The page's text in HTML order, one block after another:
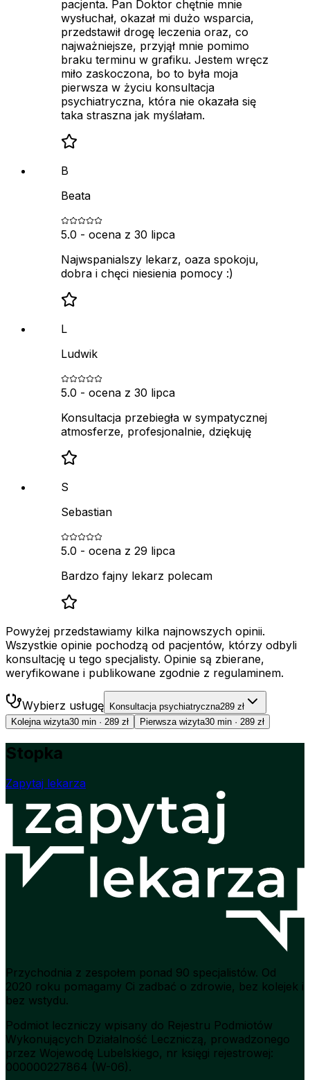
pacjenta. Pan Doktor chętnie mnie
wysłuchał, okazał mi dużo wsparcia,
przedstawił drogę leczenia oraz, co
najważniejsze, przyjął mnie pomimo
braku terminu w grafiku. Jestem wręcz
miło zaskoczona, bo to była moja
pierwsza w życiu konsultacja
psychiatryczna, która nie okazała się
taka straszna jak myślałam.
B
Beata
5.0 - ocena z 30 lipca
Najwspanialszy lekarz, oaza spokoju,
dobra i chęci niesienia pomocy :)
L
Ludwik
5.0 - ocena z 30 lipca
Konsultacja przebiegła w sympatycznej
atmosferze, profesjonalnie, dziękuję
S
Sebastian
5.0 - ocena z 29 lipca
Bardzo fajny lekarz polecam
Powyżej przedstawiamy kilka najnowszych opinii.
Wszystkie opinie pochodzą od pacjentów, którzy odbyli
konsultację u tego specjalisty. Opinie są zbierane,
weryfikowane i publikowane zgodnie z regulaminem.
Wybierz usługę Konsultacja psychiatryczna289 zł
Kolejna wizyta30 min · 289 zł Pierwsza wizyta30 min · 289 zł
Stopka
Zapytaj lekarza
Przychodnia z zespołem ponad 90 specjalistów. Od
2020 roku pomagamy Ci zadbać o zdrowie, bez kolejek i
bez wstydu.
Podmiot leczniczy wpisany do Rejestru Podmiotów
Wykonujących Działalność Leczniczą, prowadzonego
przez Wojewodę Lubelskiego, nr księgi rejestrowej:
000000227864 (W-06).